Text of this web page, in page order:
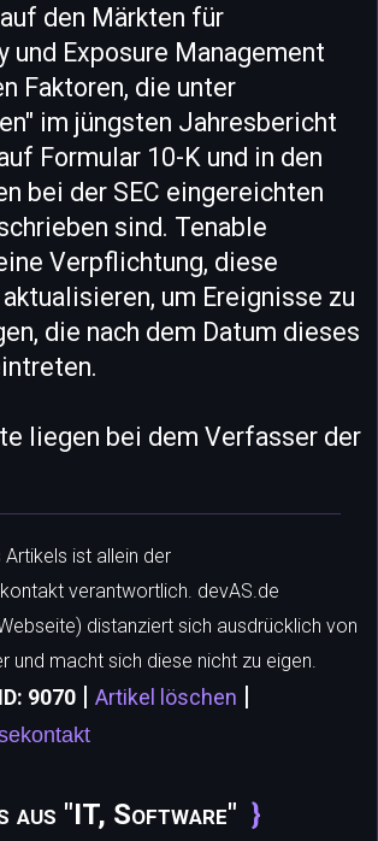
den Märkten für
und Exposure Management
Faktoren, die unter
im jüngsten Jahresbericht
Formular 10-K und in den
bei der SEC eingereichten
sind. Tenable
Verpflichtung, diese
um Ereignisse zu
die nach dem Datum dieses
liegen bei dem Verfasser der
ist allein der
verantwortlich. devAS.de
distanziert sich ausdrücklich von
und macht sich diese nicht zu eigen.
9070 | Artikel löschen |
aus "IT, Software"